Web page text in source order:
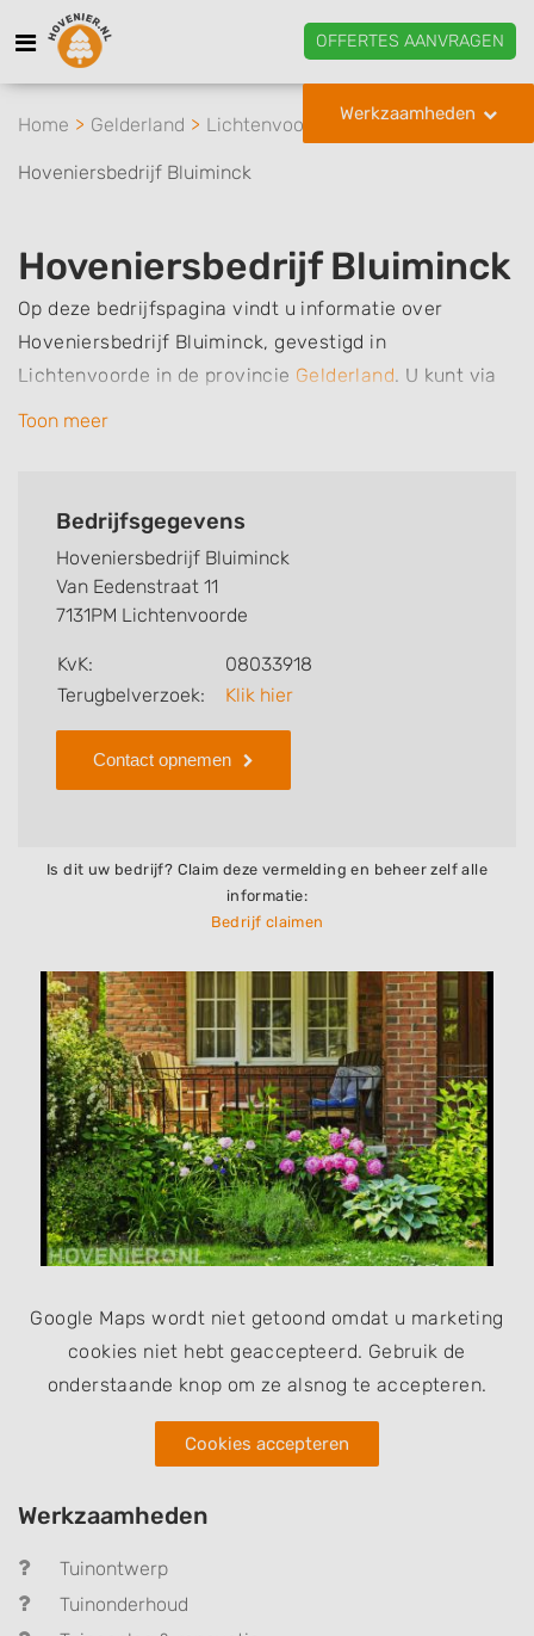
OFFERTES AANVRAGEN
Werkzaamheden
Home Gelderland Lichtenvoorde
Hoveniersbedrijf Bluiminck
Hoveniersbedrijf Bluiminck
Op deze bedrijfspagina vindt u informatie over
Hoveniersbedrijf Bluiminck, gevestigd in
Lichtenvoorde in de provincie Gelderland. U kunt via
deze pagina eenvoudig contact met het bedrijf
werkzaamheden van dit bedrijf, zo kunt u snel zien
verzorgen. Tenslotte kunt een beoordeling of review
achterlaten als u al ervaring heeft met dit bedrijf.
Zoekt u een ander bedrijf? Bekijk dan andere
hoveniers en bedrijven inLichtenvoorde
Toon meer
Bedrijfsgegevens
Hoveniersbedrijf Bluiminck
Van Eedenstraat 11
7131PM Lichtenvoorde
KvK:
08033918
Terugbelverzoek:
Klik hier
Contact opnemen
Is dit uw bedrijf? Claim deze vermelding en beheer zelf alle
informatie:
Bedrijf claimen
Google Maps wordt niet getoond omdat u marketing
cookies niet hebt geaccepteerd. Gebruik de
onderstaande knop om ze alsnog te accepteren.
Cookies accepteren
Werkzaamheden
Tuinontwerp
Tuinonderhoud